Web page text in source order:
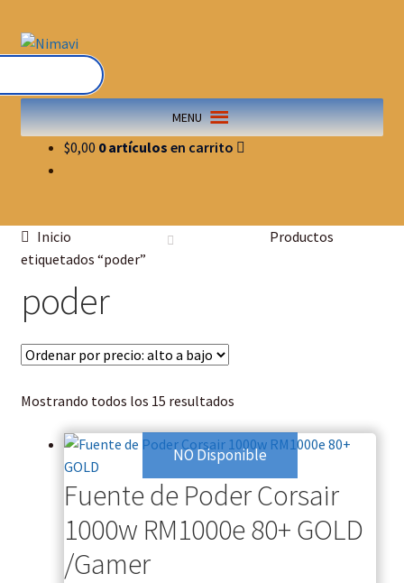
MENU
$0,00 0 artículos
Inicio
Productos
etiquetados “poder”
poder
Mostrando todos los 15 resultados
NO Disponible
Fuente de Poder Corsair
1000w RM1000e 80+ GOLD
/Gamer